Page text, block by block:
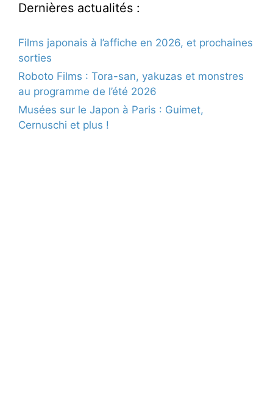
Dernières actualités :
Films japonais à l’affiche en 2026, et prochaines
sorties
Roboto Films : Tora-san, yakuzas et monstres
au programme de l’été 2026
Musées sur le Japon à Paris : Guimet,
Cernuschi et plus !